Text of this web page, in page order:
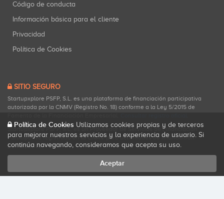
Código de conducta
Información básica para el cliente
Privacidad
Política de Cookies
SITIO SEGURO
Startupxplore PSFP, S.L. es una plataforma de financiación participativa
autorizada por la CNMV (Registro No. 18) conforme a la Ley 5/2015 de
Startupxplore PSFP, S.L. es un Proveedor de Servicios de Financiación
Participativa registrado en la CNMV para actividades de financiación
participativa.
Política de Cookies Utilizamos cookies propias y de terceros
para mejorar nuestros servicios y la experiencia de usuario. Si
continúa navegando, consideramos que acepta su uso.
Aceptar